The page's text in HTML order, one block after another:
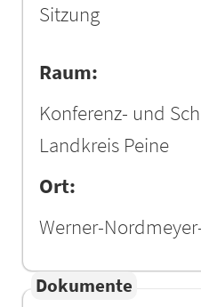
Sitzung
Raum:
Konferenz- und
Landkreis Peine
Ort:
Werner-
Dokumente